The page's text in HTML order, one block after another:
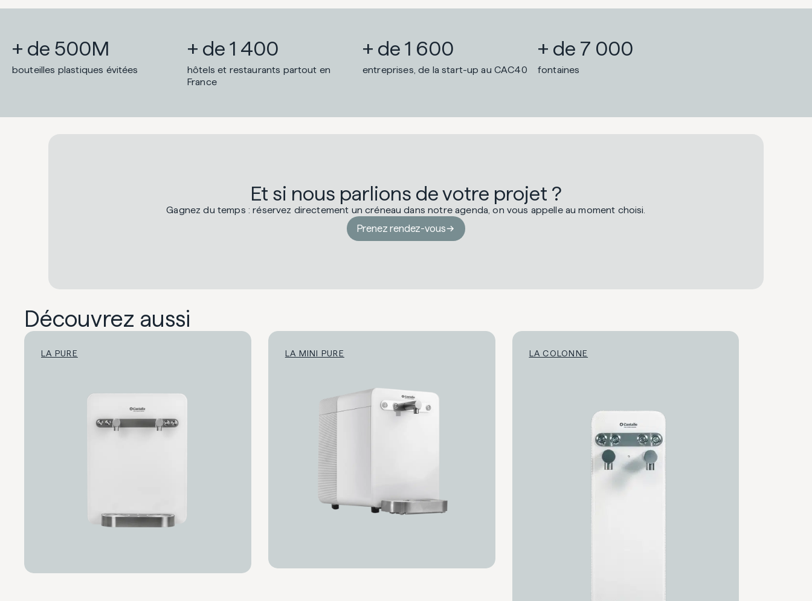
+ de 500M
bouteilles plastiques évitées
+ de 1 400
hôtels et restaurants partout en
France
+ de 1 600
entreprises, de la start-up au CAC40
+ de 7 000
fontaines
Et si nous parlions de votre projet ?
Gagnez du temps : réservez directement un créneau dans notre agenda, on vous appelle au moment choisi.
Prenez rendez-vous
Découvrez aussi
LA PURE LA MINI PURE LA COLONNE